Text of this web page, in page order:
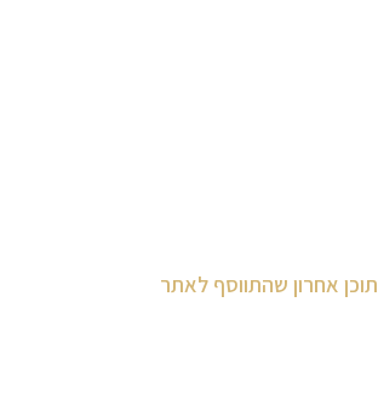
תוכן אחרון שהתווסף לאתר